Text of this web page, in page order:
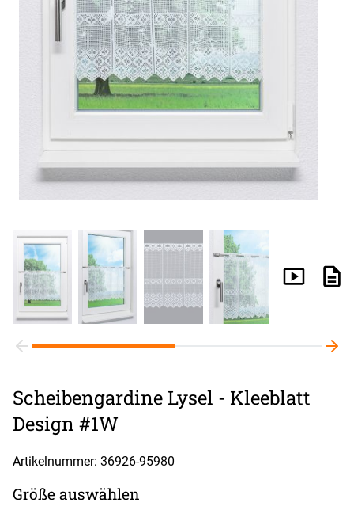
Scheibengardine Lysel - Kleeblatt
Design #1W
Artikelnummer: 36926-95980
Größe auswählen